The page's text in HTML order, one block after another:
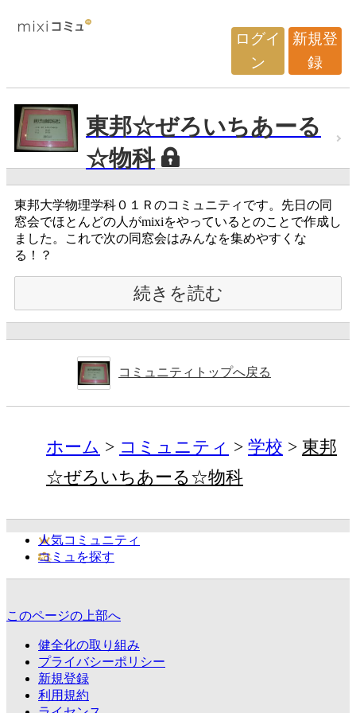
ログイ
ン
新規登
録
東邦☆ぜろいちあーる
☆物科
東邦大学物理学科０１Ｒのコミュニティです。先日の同
窓会でほとんどの人がmixiをやっているとのことで作成し
ました。これで次の同窓会はみんなを集めやすくな
る！？
続きを読む
コミュニティトップへ戻る
ホーム コミュニティ 学校
東邦
☆ぜろいちあーる☆物科
人気コミュニティ
コミュを探す
このページの上部へ
健全化の取り組み
プライバシーポリシー
新規登録
利用規約